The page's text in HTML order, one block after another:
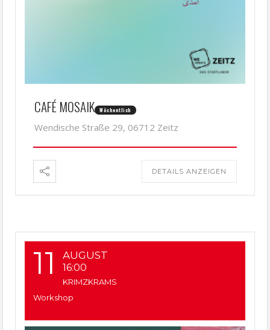
CAFÉ MOSAIK Wöchentlich
Wendische Straße 29, 06712 Zeitz
DETAILS ANZEIGEN
11 AUGUST
16:00
KRIMZKRAMS
Workshop